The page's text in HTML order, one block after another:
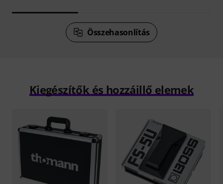
Összehasonlítás
Kiegészítők és hozzáillő elemek